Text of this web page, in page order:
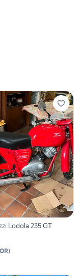
Lodola 235 GT
OR)